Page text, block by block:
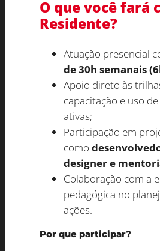
O que você fará
Residente?
Atuação presencial
de 30h semanais
Apoio direto às
capacitação e uso
ativas;
Participação em
como
designer e
Colaboração com a
pedagógica no
ações.
Por que participar?